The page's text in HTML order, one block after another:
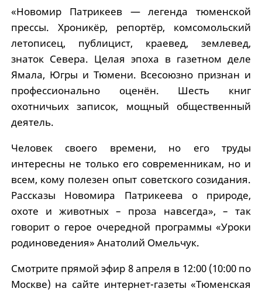
«Новомир Патрикеев — легенда тюменской
прессы. Хроникёр, репортёр, комсомольский
летописец, публицист, краевед, землевед,
знаток Севера. Целая эпоха в газетном деле
Ямала, Югры и Тюмени. Всесоюзно признан и
профессионально оценён. Шесть книг
охотничьих записок, мощный общественный
деятель.
Человек своего времени, но его труды
интересны не только его современникам, но и
всем, кому полезен опыт советского созидания.
Рассказы Новомира Патрикеева о природе,
охоте и животных – проза навсегда», – так
говорит о герое очередной программы «Уроки
родиноведения» Анатолий Омельчук.
Смотрите прямой эфир 8 апреля в 12:00 (10:00 по
Москве) на сайте интернет-газеты «Тюменская